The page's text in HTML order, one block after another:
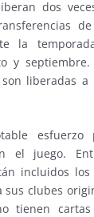
dos
la
y
liberadas
esfuerzo
el juego.
incluidos
clubes
tienen